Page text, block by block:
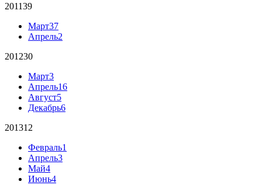
201139
Март37
Апрель2
201230
Март3
Апрель16
Август5
Декабрь6
201312
Февраль1
Апрель3
Май4
Июнь4